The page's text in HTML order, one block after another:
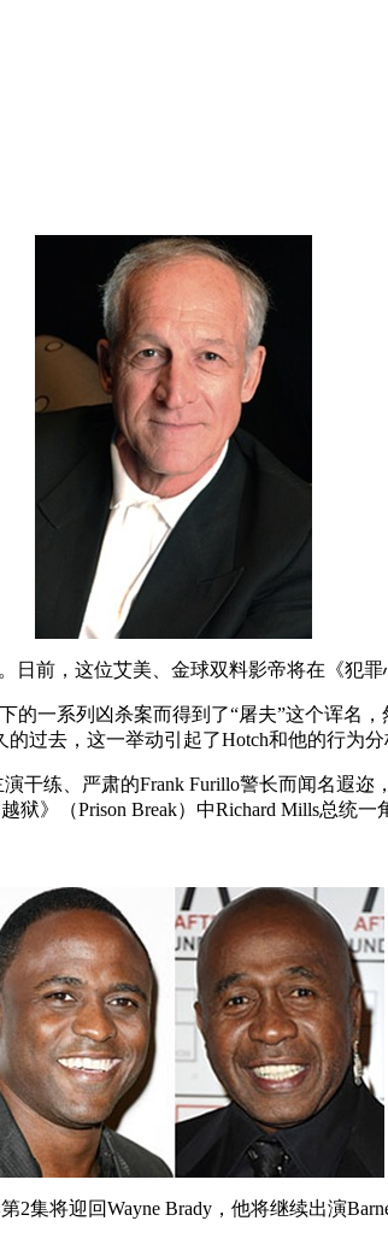
日前，这位艾美、金球双料影帝将在《犯
的一系列凶杀案而得到了“屠夫”这个诨名
去，这一举动引起了Hotch和他的行为分
干练、严肃的Frank Furillo警长而闻名遐
》（Prison Break）中Richard Mills总统一
集将迎回Wayne Brady，他将继续出演